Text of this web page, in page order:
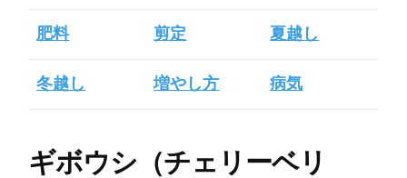
肥料 剪定 夏越し
冬越し 増やし方 病気
ギボウシ（チェリーベリ